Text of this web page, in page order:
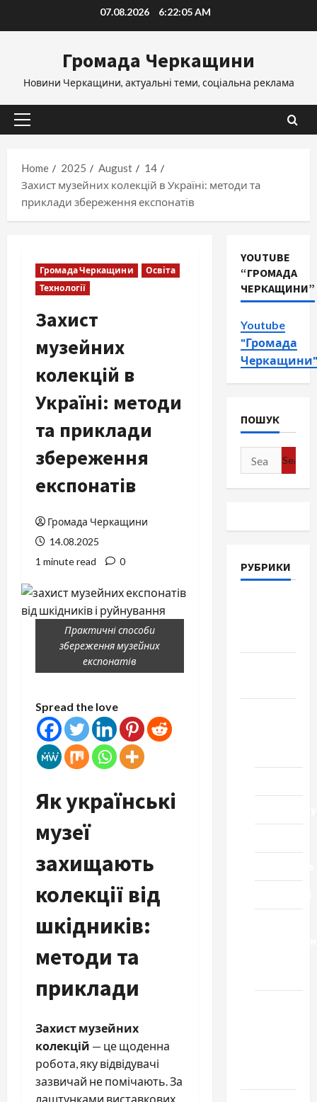
07.08.2026 6:22:06 AM
Громада Черкащини
Новини Черкащини, актуальні теми, соціальна реклама
Primary
Home
2025 August
14
Захист музейних колекцій в Україні: методи та
приклади збереження експонатів
Громада Черкащини
Освіта
Технології
Захист
музейних
колекцій в
Україні: методи
та приклади
збереження
експонатів
Громада Черкащини
14.08.2025
1 minute read
0
Практичні способи
збереження музейних
експонатів
Spread the love
Як українські
музеї
захищають
колекції від
шкідників:
методи та
приклади
Захист музейних
колекцій — це щоденна
робота, яку відвідувачі
зазвичай не помічають. За
лаштунками виставкових
YOUTUBE
“ГРОМАДА
ЧЕРКАЩИНИ”
Youtube
"Громада
Черкащини"
ПОШУК
Search
for:
РУБРИКИ